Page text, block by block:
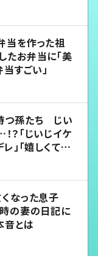
当を作った祖
お弁当に「美
当すごい」
つ孫たち じい
？「じいじイケ
」「嬉しくて可
なった息子
の妻の日記に
音とは